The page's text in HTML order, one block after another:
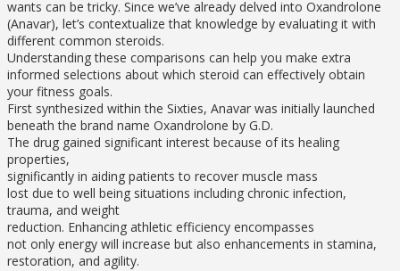
wants can be tricky. Since we’ve already delved into Oxandrolone
(Anavar), let’s contextualize that knowledge by evaluating it with
different common steroids.
Understanding these comparisons can help you make extra
informed selections about which steroid can effectively obtain
your fitness goals.
First synthesized within the Sixties, Anavar was initially launched
beneath the brand name Oxandrolone by G.D.
The drug gained significant interest because of its healing
properties,
significantly in aiding patients to recover muscle mass
lost due to well being situations including chronic infection,
trauma, and weight
reduction. Enhancing athletic efficiency encompasses
not only energy will increase but also enhancements in stamina,
restoration, and agility.